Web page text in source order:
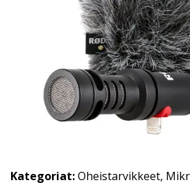
Kategoriat:Oheistarvikkeet,